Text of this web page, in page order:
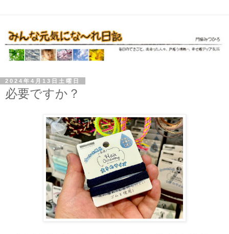
2024年4月13日土曜日
必要ですか？